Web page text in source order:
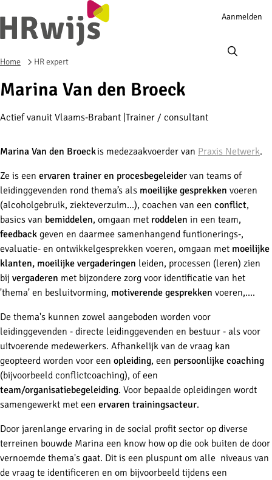
Account
Aanmelden
Home HR expert
Marina Van den Broeck
Actief vanuit Vlaams-Brabant Trainer / consultant
Marina Van den Broeckis medezaakvoerder van Praxis Netwerk.
Ze is een ervaren trainer en procesbegeleider van teams of
leidinggevenden rond thema’s als moeilijke gesprekken voeren
(alcoholgebruik, ziekteverzuim...), coachen van een conflict,
basics van bemiddelen, omgaan met roddelen in een team,
feedback geven en daarmee samenhangend funtionerings-,
evaluatie- en ontwikkelgesprekken voeren, omgaan met moeilijke
klanten, moeilijke vergaderingen leiden, processen (leren) zien
bij vergaderen met bijzondere zorg voor identificatie van het
'thema' en besluitvorming, motiverende gesprekken voeren,….
De thema's kunnen zowel aangeboden worden voor
leidinggevenden - directe leidinggevenden en bestuur - als voor
uitvoerende medewerkers. Afhankelijk van de vraag kan
geopteerd worden voor een opleiding, een persoonlijke coaching
(bijvoorbeeld conflictcoaching), of een
team/organisatiebegeleiding. Voor bepaalde opleidingen wordt
samengewerkt met een ervaren trainingsacteur.
Door jarenlange ervaring in de social profit sector op diverse
terreinen bouwde Marina een know how op die ook buiten de door
vernoemde thema's gaat. Dit is een pluspunt om alle niveaus van
de vraag te identificeren en om bijvoorbeeld tijdens een